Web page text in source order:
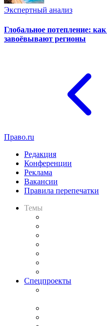
Экспертный анализ
Глобальное потепление:
завоёвывают регионы
Право.ru
Редакция
Конференции
Реклама
Вакансии
Правила перепечатки
Темы
Спецпроекты